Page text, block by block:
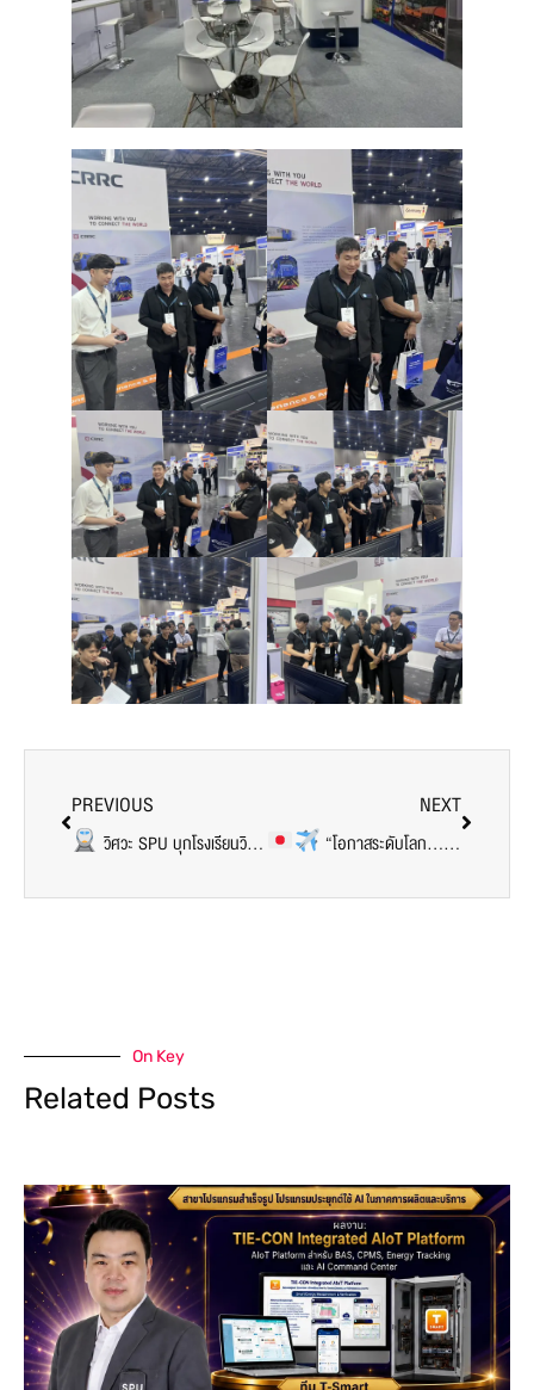
PREVIOUS
วิศวะ SPU บุกโรงเรียนวิศวกรรมรถไฟ เปิดโลกอาชีพสายวิศวกรรม สร้างแรงบันดาลใจสู่อนาคต
NEXT
“โอกาสระดับโลก…เริ่มต้นที่ SPU Engineering” ไปกับโครงการ SPU-NA-NISSO Program
On Key
Related Posts